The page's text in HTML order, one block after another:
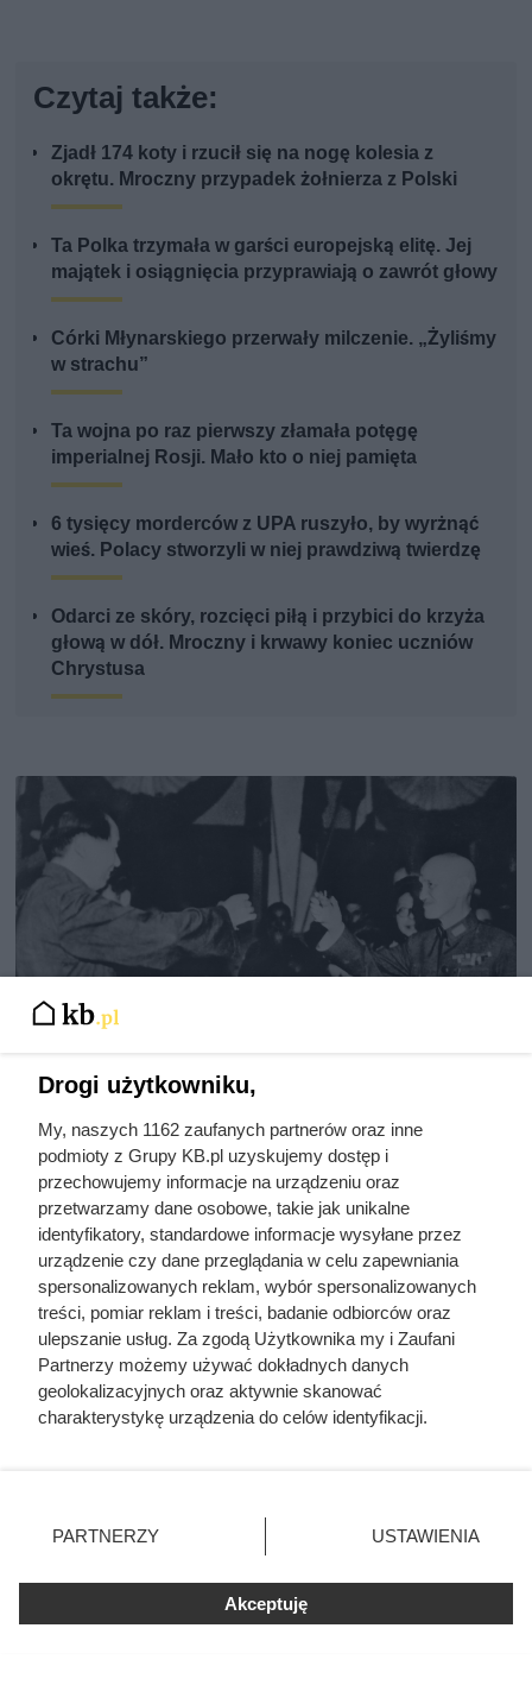
Czytaj także:
Zjadł 174 koty i rzucił się na nogę kolesia z
okrętu. Mroczny przypadek żołnierza z Polski
Ta Polka trzymała w garści europejską elitę. Jej
majątek i osiągnięcia przyprawiają o zawrót głowy
Córki Młynarskiego przerwały milczenie. „Żyliśmy
w strachu”
Ta wojna po raz pierwszy złamała potęgę
imperialnej Rosji. Mało kto o niej pamięta
6 tysięcy morderców z UPA ruszyło, by wyrżnąć
wieś. Polacy stworzyli w niej prawdziwą twierdzę
Odarci ze skóry, rozcięci piłą i przybici do krzyża
głową w dół. Mroczny i krwawy koniec uczniów
Chrystusa
Doprowadził do śmierci większej
liczby ludzi niż Hitler i Stalin
razem wzięci. Mimo to czczą go
jako bohatera
Drogi użytkowniku,
My, naszych 1162 zaufanych partnerów oraz inne
podmioty z Grupy KB.pl uzyskujemy dostęp i
przechowujemy informacje na urządzeniu oraz
przetwarzamy dane osobowe, takie jak unikalne
identyfikatory, standardowe informacje wysyłane przez
urządzenie czy dane przeglądania w celu zapewniania
spersonalizowanych reklam, wybór spersonalizowanych
treści, pomiar reklam i treści, badanie odbiorców oraz
ulepszanie usług. Za zgodą Użytkownika my i Zaufani
Partnerzy możemy używać dokładnych danych
geolokalizacyjnych oraz aktywnie skanować
charakterystykę urządzenia do celów identyfikacji.
zmienić/wycofać klikając przycisk ustawień prywatności
znajdujący się w lewym dolnym rogu strony. Niektóre
użytkownika, ale masz prawo sprzeciwić się takiemu
przetwarzaniu. Preferencje będą miały zastosowania tylko
PARTNERZY USTAWIENIA
Akceptuję